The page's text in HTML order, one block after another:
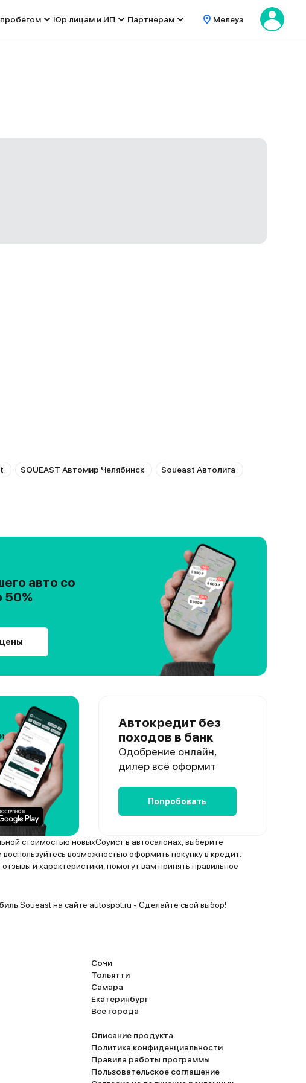
Юр.лицам и ИП Партнерам Мелеуз
SOUEAST Автомир Челябинск Soueast Автолига
авто со
50%
Автокредит без
походов в банк
Одобрение онлайн,
дилер всё оформит
Попробовать
стоимостью новыхСоуист в автосалонах, выберите
возможностью оформить покупку в кредит.
и характеристики, помогут вам принять правильное
Soueast на сайте autospot.ru - Сделайте свой выбор!
Сочи
Тольятти
Самара
Екатеринбург
Все города
Описание продукта
Политика конфиденциальности
Правила работы программы
Пользовательское соглашение